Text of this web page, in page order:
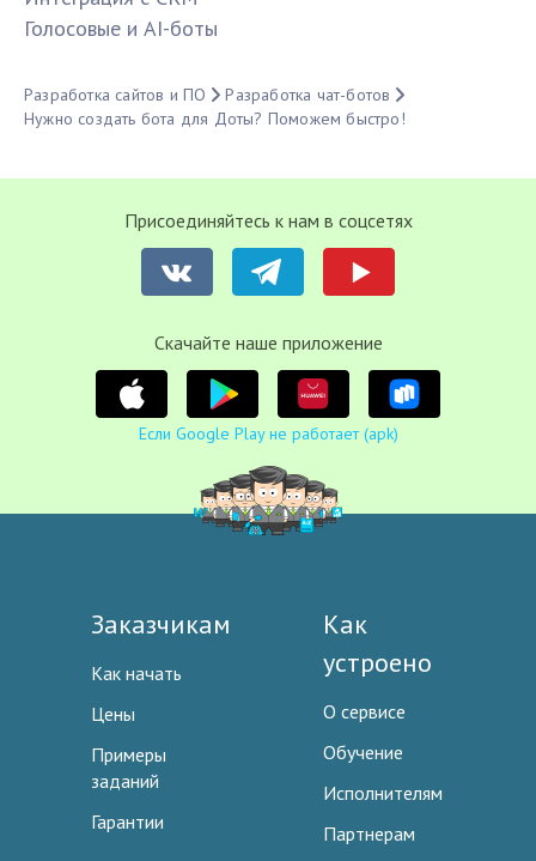
Голосовые и AI-боты
Разработка сайтов и ПО
Разработка чат-ботов
Нужно создать бота для Доты? Поможем быстро!
Присоединяйтесь к нам в соцсетях
Cкачайте наше приложение
Если Google Play не работает (apk)
Заказчикам
Как начать
Цены
Примеры
заданий
Гарантии
Как
устроено
О сервисе
Обучение
Исполнителям
Партнерам